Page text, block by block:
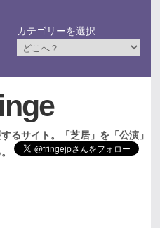
カテゴリーを選択
るサイト。「芝居」を「公演」
。